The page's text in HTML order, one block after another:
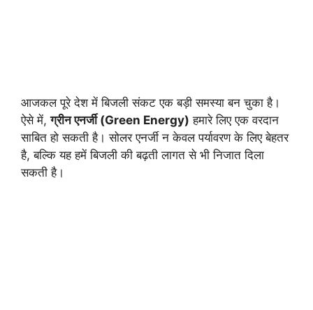
आजकल पूरे देश में बिजली संकट एक बड़ी समस्या बन चुका है।
ऐसे में,ग्रीन एनर्जी (Green Energy) हमारे लिए एक वरदान
साबित हो सकती है। सोलर एनर्जी न केवल पर्यावरण के लिए बेहतर
है, बल्कि यह हमें बिजली की बढ़ती लागत से भी निजात दिला
सकती है।